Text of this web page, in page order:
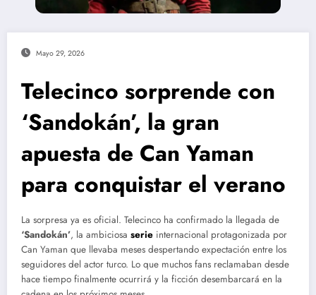
Mayo 29, 2026
Telecinco sorprende con
‘Sandokán’, la gran
apuesta de Can Yaman
para conquistar el verano
La sorpresa ya es oficial. Telecinco ha confirmado la llegada de
‘Sandokán’, la ambiciosa serie internacional protagonizada por
Can Yaman que llevaba meses despertando expectación entre los
seguidores del actor turco. Lo que muchos fans reclamaban desde
hace tiempo finalmente ocurrirá y la ficción desembarcará en la